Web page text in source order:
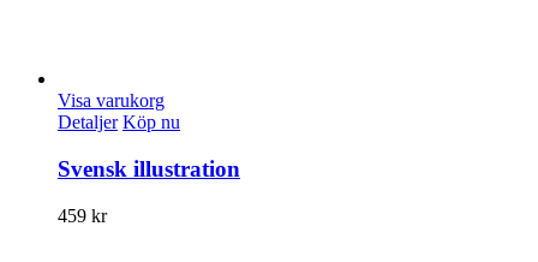
Visa varukorg
Detaljer Köp nu
Svensk illustration
459 kr